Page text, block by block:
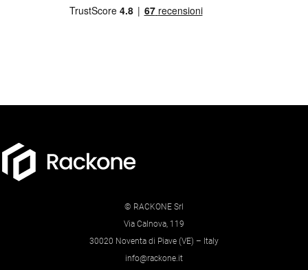
© RACKONE Srl
Via Calnova, 119
30020 Noventa di Piave (VE) – Italy
info@rackone.it